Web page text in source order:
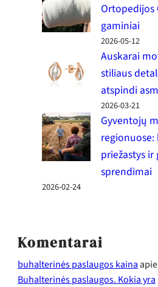
Ortopedijos
gaminiai
2026-05-12
Auskarai
stiliaus
atspindi
2026-03-21
Gyventojų
priežastys ir
sprendimai
2026-02-24
Komentarai
buhalterinės paslaugos kainaapie
Buhalterinės paslaugos. Kokia yra